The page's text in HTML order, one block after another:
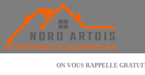
ON VOUS RAPPELLE